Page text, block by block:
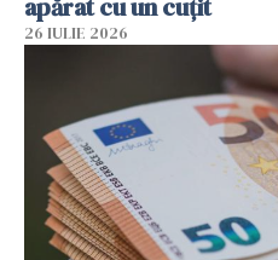
apărat cu un cuțit
26 IULIE 2026